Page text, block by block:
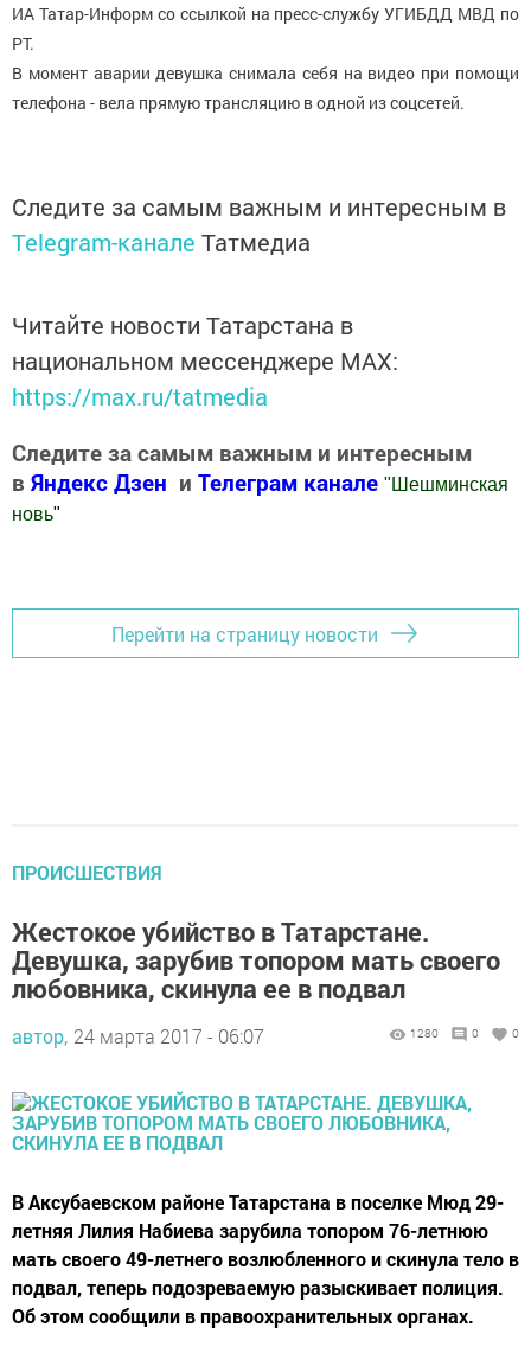
ИА Татар-Информ со ссылкой на пресс-службу УГИБДД МВД по
РТ.
В момент аварии девушка снимала себя на видео при помощи
телефона - вела прямую трансляцию в одной из соцсетей.
Следите за самым важным и интересным в
Telegram-канале Татмедиа
Читайте новости Татарстана в
национальном мессенджере MАХ:
https://max.ru/tatmedia
Следите за самым важным и интересным
в Яндекс Дзен и Телеграм канале " Шешминская
новь"
Перейти на страницу новости
ПРОИСШЕСТВИЯ
Жестокое убийство в Татарстане.
Девушка, зарубив топором мать своего
любовника, скинула ее в подвал
автор, 24 марта 2017 - 06:07 1280 0 0
В Аксубаевском районе Татарстана в поселке Мюд 29-
летняя Лилия Набиева зарубила топором 76-летнюю
мать своего 49-летнего возлюбленного и скинула тело в
подвал, теперь подозреваемую разыскивает полиция.
Об этом сообщили в правоохранительных органах.